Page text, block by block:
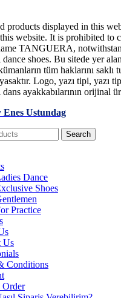
products displayed in this
website. It is prohibited
TANGUERA,
shoes. Bu sitede yer
tüm haklarını saklı
Logo, yazı tipi, yazı
ayakkabılarının orijinal
Ustundag
Search
Dance
Shoes
Practice
Us
Conditions